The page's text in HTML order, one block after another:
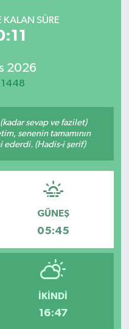
SÜRE
2026
1448
sevap ve fazilet)
senenin tamamının
ederdi. (Hadis-i şerif)
GÜNEŞ
05:45
İKINDI
16:47